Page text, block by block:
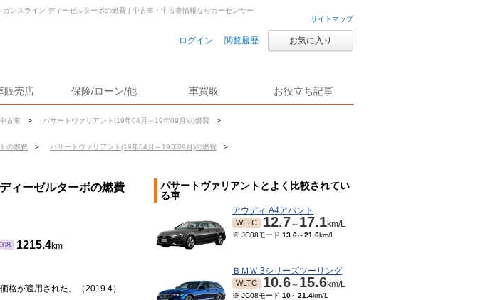
サイトマップ
ログイン 閲覧履歴 お気に入り
販売店 保険/ローン/他 車買取 お役立ち記事
古車 > パサートヴァリアント(19年04月～19年09月)の燃費
>
の燃費 > パサートヴァリアント(19年04月～19年09月)の燃費
>
ガンスライン ディーゼルターボの燃費 | 中古車・中古車情報ならカーセンサー
ィーゼルターボの燃費
1215.4km
格が適用された。（2019.4）
パサートヴァリアントとよく比較されてい
る車
アウディ A4アバント
WLTC 12.7～ 17.1km/L
※ JC08モード 13.6～21.6km/L
ＢＭＷ 3シリーズツーリング
WLTC 10.6～ 15.6km/L
※ JC08モード 10～21.4km/L